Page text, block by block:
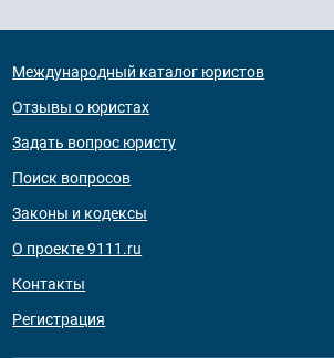
Международный каталог юристов
Отзывы о юристах
Задать вопрос юристу
Поиск вопросов
Законы и кодексы
О проекте 9111.ru
Контакты
Регистрация